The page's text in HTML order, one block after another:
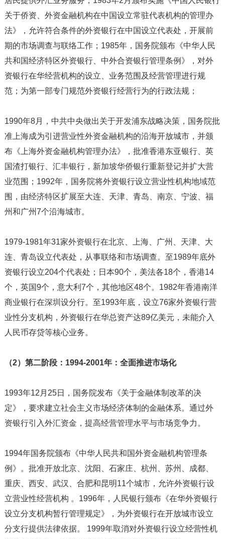
关于侨资、外资金融机构在中国设立常驻代表机构的管理办
法》，允许符合条件的外资银行在中国设立代表处，开展前
期的市场调查与联络工作；1985年，国务院颁布《中华人民
共和国经济特区外资银行、中外合资银行管理条例》，对外
资银行在华经营机构的设立、业务范围及经营管理进行规
范；为第一部专门规范外资银行经营行为的行政法规；
1990年8月，中共中央做出关于开发浦东战略决策，国务院批
准上海成为引进营业性外资金融机构的沿海开放城市，并颁
布《上海外资金融机构管理办法》，批准香港东亚银行、英
国渣打银行、汇丰银行，新加坡华侨银行重新登记并扩大营
业范围；1992年，国务院将外资银行设立营业性机构地域范
围，由经济特区扩展至大连、天津、青岛、南京、宁波、福
州和广州7个沿海城市。
1979-1981年31家外资银行在北京、上海、广州、天津、大
连、青岛设立代表处，从事联络和市场调查。至1989年底外
资银行设立204个代表处；日本90个，美法各18个，香港14
个，英国9个，意大利7个，其他地区48个。1982年香港南洋
商业银行在深圳设分行。至1993年底，设立76家外资银行营
业性分支机构，外资银行在华总资产达89亿美元，未能介入
人民币存贷等核心业务。
（2）第二阶段：1994-2001年：全面推进市场化
1993年12月25日，国务院发布《关于金融体制改革的决
定》，要求建立社会主义市场经济体制的金融体系。通过外
资银行引入外汇资金，提高经营管理水平与市场竞争力。
1994年国务院颁布《中华人民共和国外资金融机构管理条
例》。批准开放北京、沈阳、石家庄、杭州、苏州、成都、
重庆、西安、武汉、合肥和昆明11个城市，允许外资银行设
立营业性经营机构 。1996年，人民银行颁布《在华外资银行
设立分支机构暂行管理规定》，为外资银行在开放城市设立
分支行提供法律依据。 1999年取消对外资银行设立经营性机